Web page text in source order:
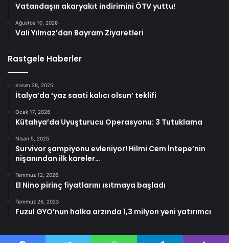
Vatandaşın akaryakıt indirimini ÖTV yuttu!
Ağustos 10, 2026
Vali Yılmaz’dan Bayram Ziyaretleri
Rastgele Haberler
Kasım 28, 2025
İtalya’da ‘yaz saati kalıcı olsun’ teklifi
Ocak 17, 2026
Kütahya’da Uyuşturucu Operasyonu: 3 Tutuklama
Nisan 5, 2025
Survivor şampiyonu evleniyor! Hilmi Cem İntepe’nin
nişanından ilk kareler…
Temmuz 12, 2026
El Nino pirinç fiyatlarını ısıtmaya başladı
Temmuz 26, 2023
Fuzul GYO’nun halka arzında 1,3 milyon yeni yatırımcı